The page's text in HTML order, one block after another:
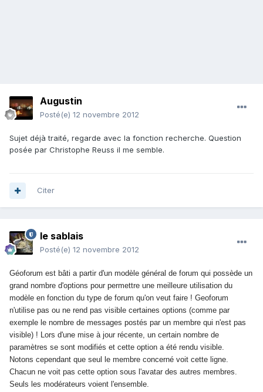
Augustin
Posté(e) 12 novembre 2012
Sujet déjà traité, regarde avec la fonction recherche. Question
posée par Christophe Reuss il me semble.
Citer
le sablais
Posté(e) 12 novembre 2012
Géoforum est bâti a partir d'un modèle général de forum qui possède un
grand nombre d'options pour permettre une meilleure utilisation du
modèle en fonction du type de forum qu'on veut faire ! Geoforum
n'utilise pas ou ne rend pas visible certaines options (comme par
exemple le nombre de messages postés par un membre qui n'est pas
visible) ! Lors d'une mise à jour récente, un certain nombre de
paramètres se sont modifiés et cette option a été rendu visible.
Notons cependant que seul le membre concerné voit cette ligne.
Chacun ne voit pas cette option sous l'avatar des autres membres.
Seuls les modérateurs voient l'ensemble.